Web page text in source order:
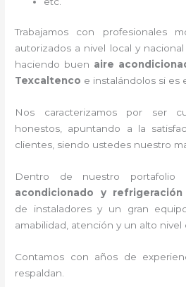
Trabajamos con profesionales
autorizados a nivel local y
haciendo buen aire
Texcaltenco e instalándolos si es
Nos caracterizamos por ser
honestos, apuntando a la
clientes, siendo ustedes nuestro
Dentro de nuestro
acondicionado y refrigeración
de instaladores y un gran
amabilidad, atención y un alto nivel
Contamos con años de
respaldan.